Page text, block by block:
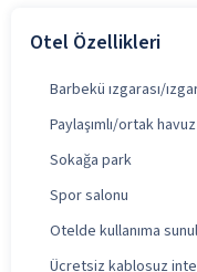
Otel Özellikleri
Barbekü ızgarası/
Paylaşımlı/ortak havuz
Sokağa park
Spor salonu
Otelde kullanıma
Ücretsiz kablosuz